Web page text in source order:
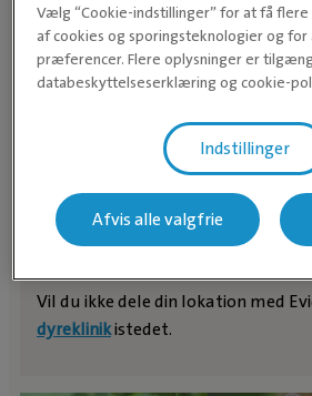
Find en dyreklinik
FIND
Vil du ikke dele din lokation med
dyreklinikistedet.
Vælg “Cookie-indstillinger” for at få
af cookies og sporingsteknologier og for
præferencer. Flere oplysninger er
databeskyttelseserklæring og cookie-
Indstillinger
Afvis alle valgfrie